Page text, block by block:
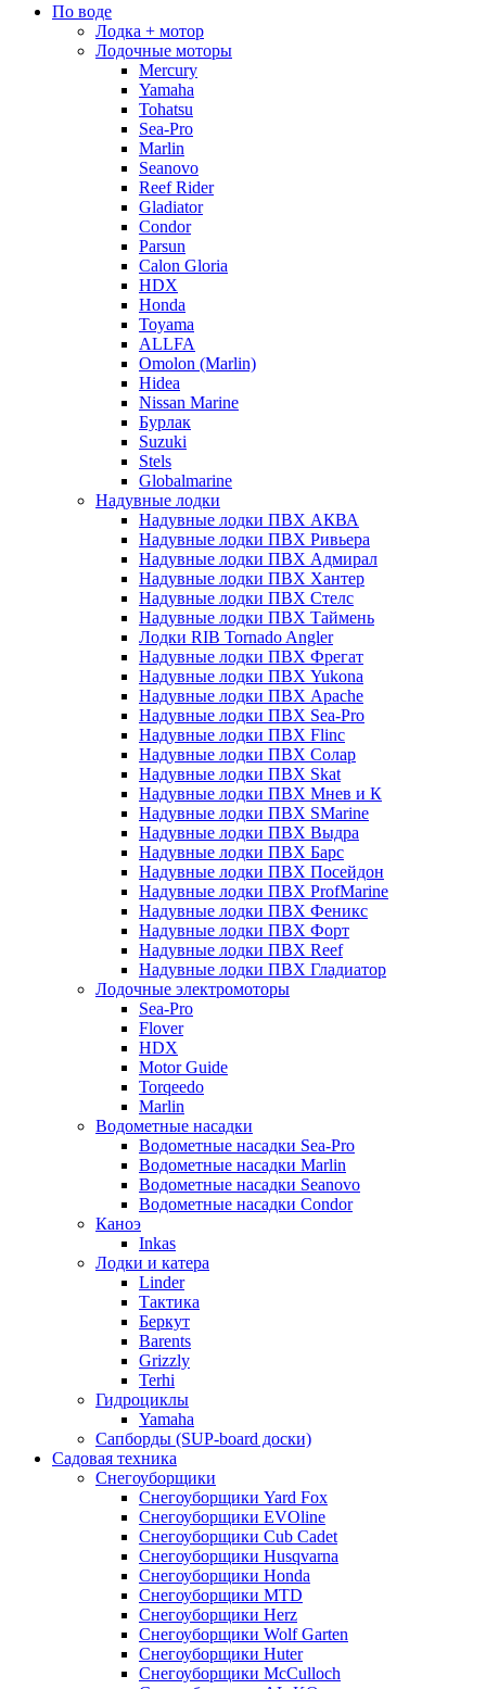
По воде
Лодка + мотор
Лодочные моторы
Mercury
Yamaha
Tohatsu
Sea-Pro
Marlin
Seanovo
Reef Rider
Gladiator
Condor
Parsun
Calon Gloria
HDX
Honda
Toyama
ALLFA
Omolon (Marlin)
Hidea
Nissan Marine
Бурлак
Suzuki
Stels
Globalmarine
Надувные лодки
Надувные лодки ПВХ АКВА
Надувные лодки ПВХ Ривьера
Надувные лодки ПВХ Адмирал
Надувные лодки ПВХ Хантер
Надувные лодки ПВХ Стелс
Надувные лодки ПВХ Таймень
Лодки RIB Tornado Angler
Надувные лодки ПВХ Фрегат
Надувные лодки ПВХ Yukona
Надувные лодки ПВХ Apache
Надувные лодки ПВХ Sea-Pro
Надувные лодки ПВХ Flinc
Надувные лодки ПВХ Солар
Надувные лодки ПВХ Skat
Надувные лодки ПВХ Мнев и К
Надувные лодки ПВХ SMarine
Надувные лодки ПВХ Выдра
Надувные лодки ПВХ Барс
Надувные лодки ПВХ Посейдон
Надувные лодки ПВХ ProfMarine
Надувные лодки ПВХ Феникс
Надувные лодки ПВХ Форт
Надувные лодки ПВХ Reef
Надувные лодки ПВХ Гладиатор
Лодочные электромоторы
Sea-Pro
Flover
HDX
Motor Guide
Torqeedo
Marlin
Водометные насадки
Водометные насадки Sea-Pro
Водометные насадки Marlin
Водометные насадки Seanovo
Водометные насадки Condor
Каноэ
Inkas
Лодки и катера
Linder
Тактика
Беркут
Barents
Grizzly
Terhi
Гидроциклы
Yamaha
Сапборды (SUP-board доски)
Садовая техника
Снегоуборщики
Снегоуборщики Yard Fox
Снегоуборщики EVOline
Снегоуборщики Cub Cadet
Снегоуборщики Husqvarna
Снегоуборщики Honda
Снегоуборщики MTD
Снегоуборщики Herz
Снегоуборщики Wolf Garten
Снегоуборщики Huter
Снегоуборщики McCulloch